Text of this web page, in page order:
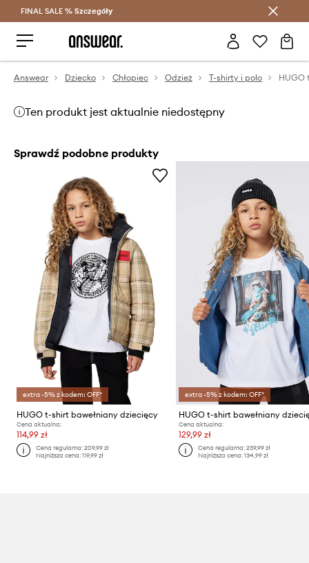
Oszczędzaj z Answear Club >
FINAL SALE % Szczegóły
Answear Dziecko Chłopiec Odzież T-shirty i polo
Ten produkt jest aktualnie niedostępny
Sprawdź podobne produkty
extra -5% z kodem: OFF*
HUGO t-shirt bawełniany dziecięcy
Cena aktualna:
114,99 zł
Cena regularna:209,99 zł
Najniższa cena:119,99 zł
extra -5% z kodem: OFF*
HUGO t-shirt bawełniany
Cena aktualna:
129,99 zł
Cena regularna: 239,99 zł
Najniższa cena: 134,99 zł